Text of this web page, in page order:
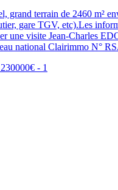
grand terrain de 2460
gare TGV, etc).Les
une visite Jean-
national Clairimmo N°